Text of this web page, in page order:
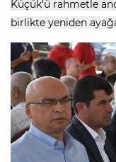
Küçük'ü rahmetle
birlikte yeniden